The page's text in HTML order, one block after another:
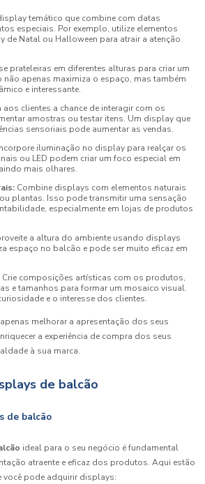
temático que combine com datas
especiais. Por exemplo, utilize elementos
de Natal ou Halloween para atrair a atenção
prateleiras em diferentes alturas para criar um
não apenas maximiza o espaço, mas também
e interessante.
aos clientes a chance de interagir com os
amostras ou testar itens. Um display que
sensoriais pode aumentar as vendas.
iluminação no display para realçar os
ou LED podem criar um foco especial em
mais olhares.
Combine displays com elementos naturais
plantas. Isso pode transmitir uma sensação
especialmente em lojas de produtos
a altura do ambiente usando displays
espaço no balcão e pode ser muito eficaz em
Crie composições artísticas com os produtos,
e tamanhos para formar um mosaico visual.
e o interesse dos clientes.
melhorar a apresentação dos seus
a experiência de compra dos seus
à sua marca.
de balcão
de balcão
ideal para o seu negócio é fundamental
atraente e eficaz dos produtos. Aqui estão
pode adquirir displays: